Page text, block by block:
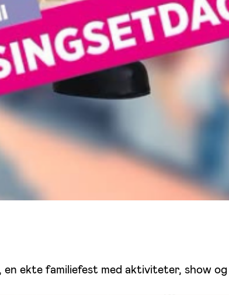
ekte familiefest med aktiviteter, show